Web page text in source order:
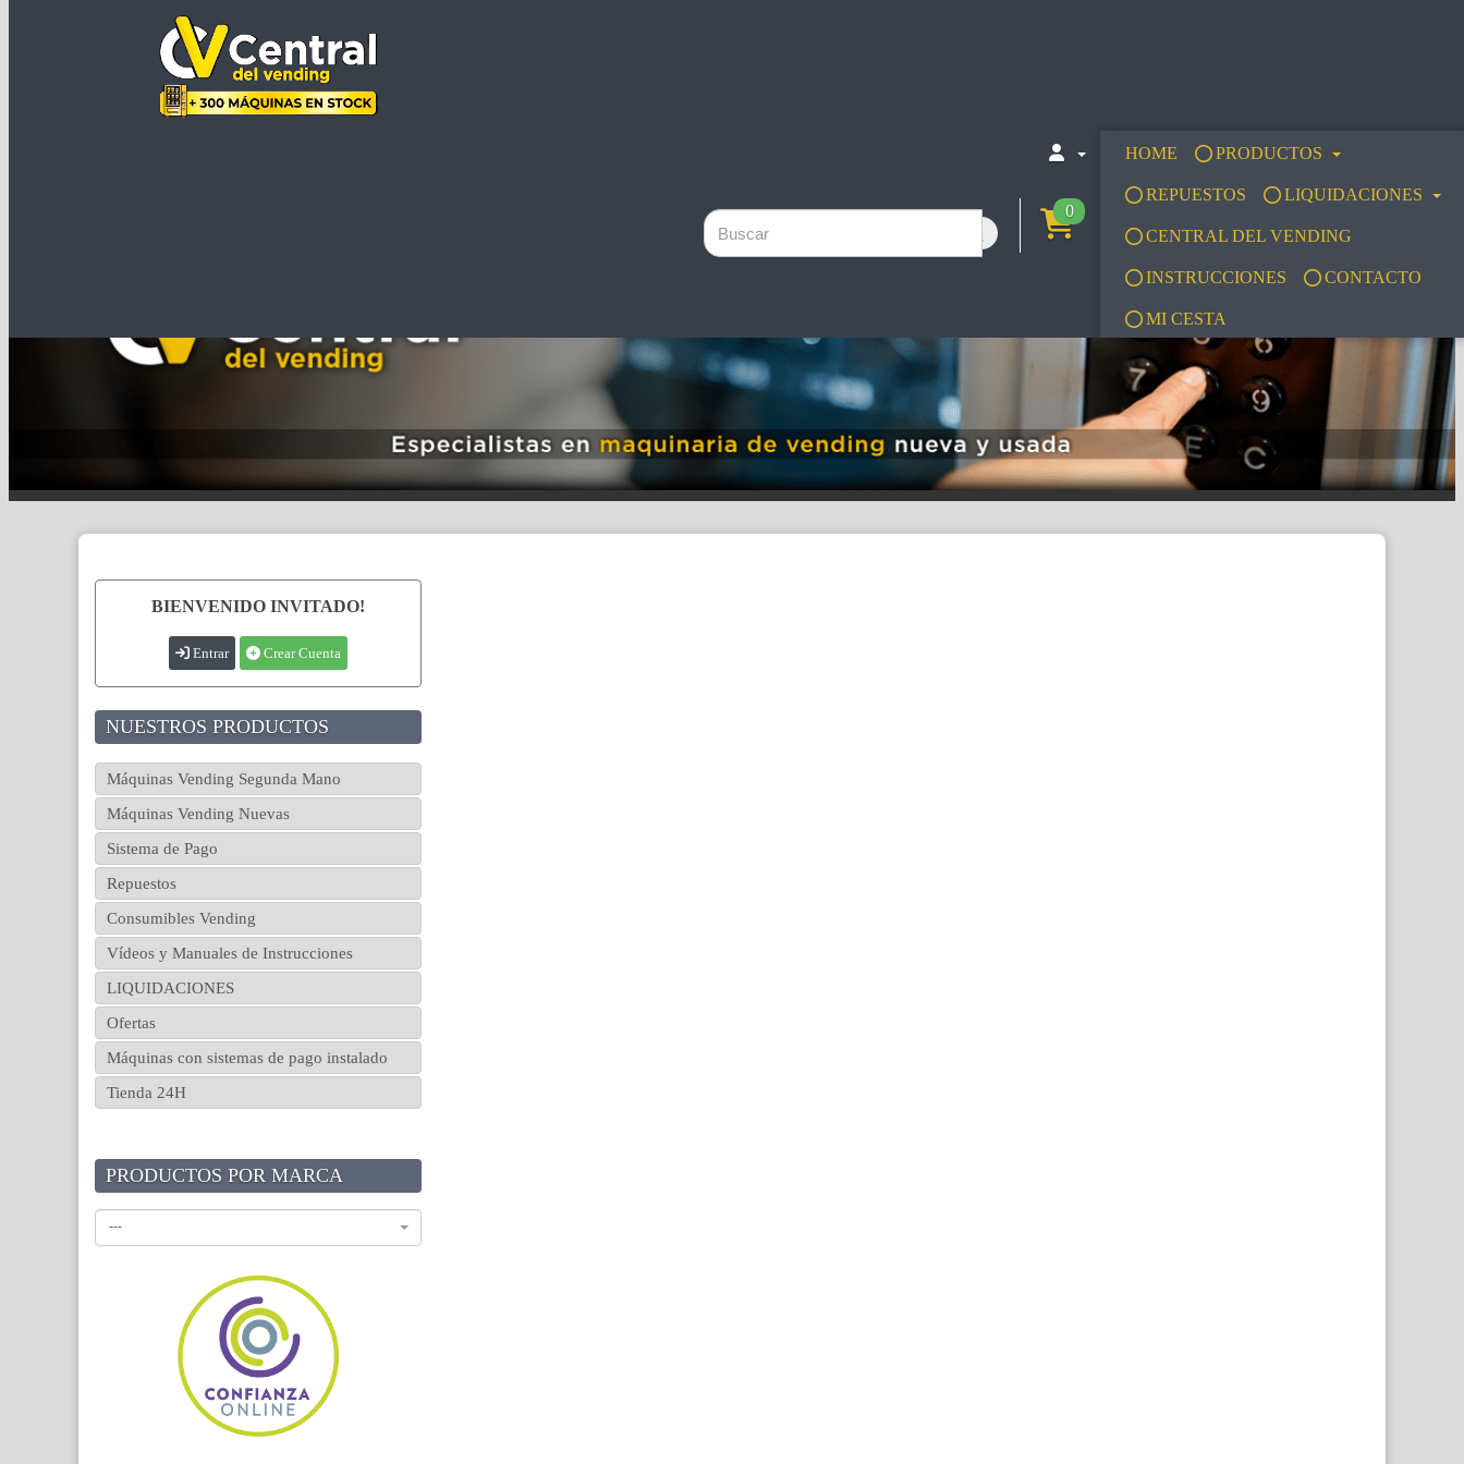
0
HOME PRODUCTOS
REPUESTOS LIQUIDACIONES
CENTRAL DEL VENDING
INSTRUCCIONES CONTACTO
MI CESTA
BIENVENIDO INVITADO!
Entrar Crear Cuenta
NUESTROS PRODUCTOS
Máquinas Vending Segunda Mano
Máquinas Vending Nuevas
Sistema de Pago
Repuestos
Consumibles Vending
Vídeos y Manuales de Instrucciones
LIQUIDACIONES
Ofertas
Máquinas con sistemas de pago instalado
Tienda 24H
PRODUCTOS POR MARCA
---